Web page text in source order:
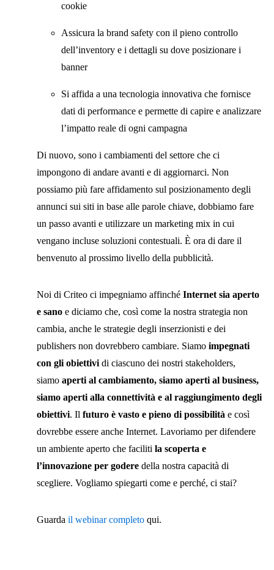
cookie
Assicura la brand safety con il pieno controllo
dell’inventory e i dettagli su dove posizionare i
banner
Si affida a una tecnologia innovativa che fornisce
dati di performance e permette di capire e analizzare
l’impatto reale di ogni campagna
Di nuovo, sono i cambiamenti del settore che ci
impongono di andare avanti e di aggiornarci. Non
possiamo più fare affidamento sul posizionamento degli
annunci sui siti in base alle parole chiave, dobbiamo fare
un passo avanti e utilizzare un marketing mix in cui
vengano incluse soluzioni contestuali. È ora di dare il
benvenuto al prossimo livello della pubblicità.
Noi di Criteo ci impegniamo affinché Internet sia aperto
e sano e diciamo che, così come la nostra strategia non
cambia, anche le strategie degli inserzionisti e dei
publishers non dovrebbero cambiare. Siamo impegnati
con gli obiettivi di ciascuno dei nostri stakeholders,
siamo aperti al cambiamento, siamo aperti al business,
siamo aperti alla connettività e al raggiungimento degli
obiettivi. Il futuro è vasto e pieno di possibilità e così
dovrebbe essere anche Internet. Lavoriamo per difendere
un ambiente aperto che faciliti la scoperta e
l’innovazione per godere della nostra capacità di
scegliere. Vogliamo spiegarti come e perché, ci stai?
Guarda il webinar completo qui.